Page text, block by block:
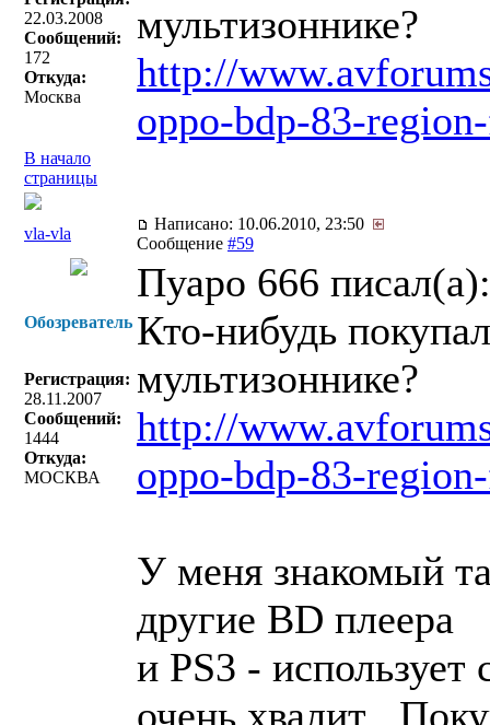
22.03.2008
Сообщений:
172
Откуда:
Москва
мультизоннике?
http://
oppo-bdp-83-
В начало
страницы
vla-vla
Написано: 10.06.2010, 23:50
Сообщение #59
Обозреватель
Регистрация:
28.11.2007
Сообщений:
1444
Откуда:
МОСКВА
Пуаро 666 писал(a):
Кто-нибудь
мультизоннике?
http://
oppo-bdp-83-
У меня знакомый
другие BD плеера
и PS3 - использует
очень хвалит .